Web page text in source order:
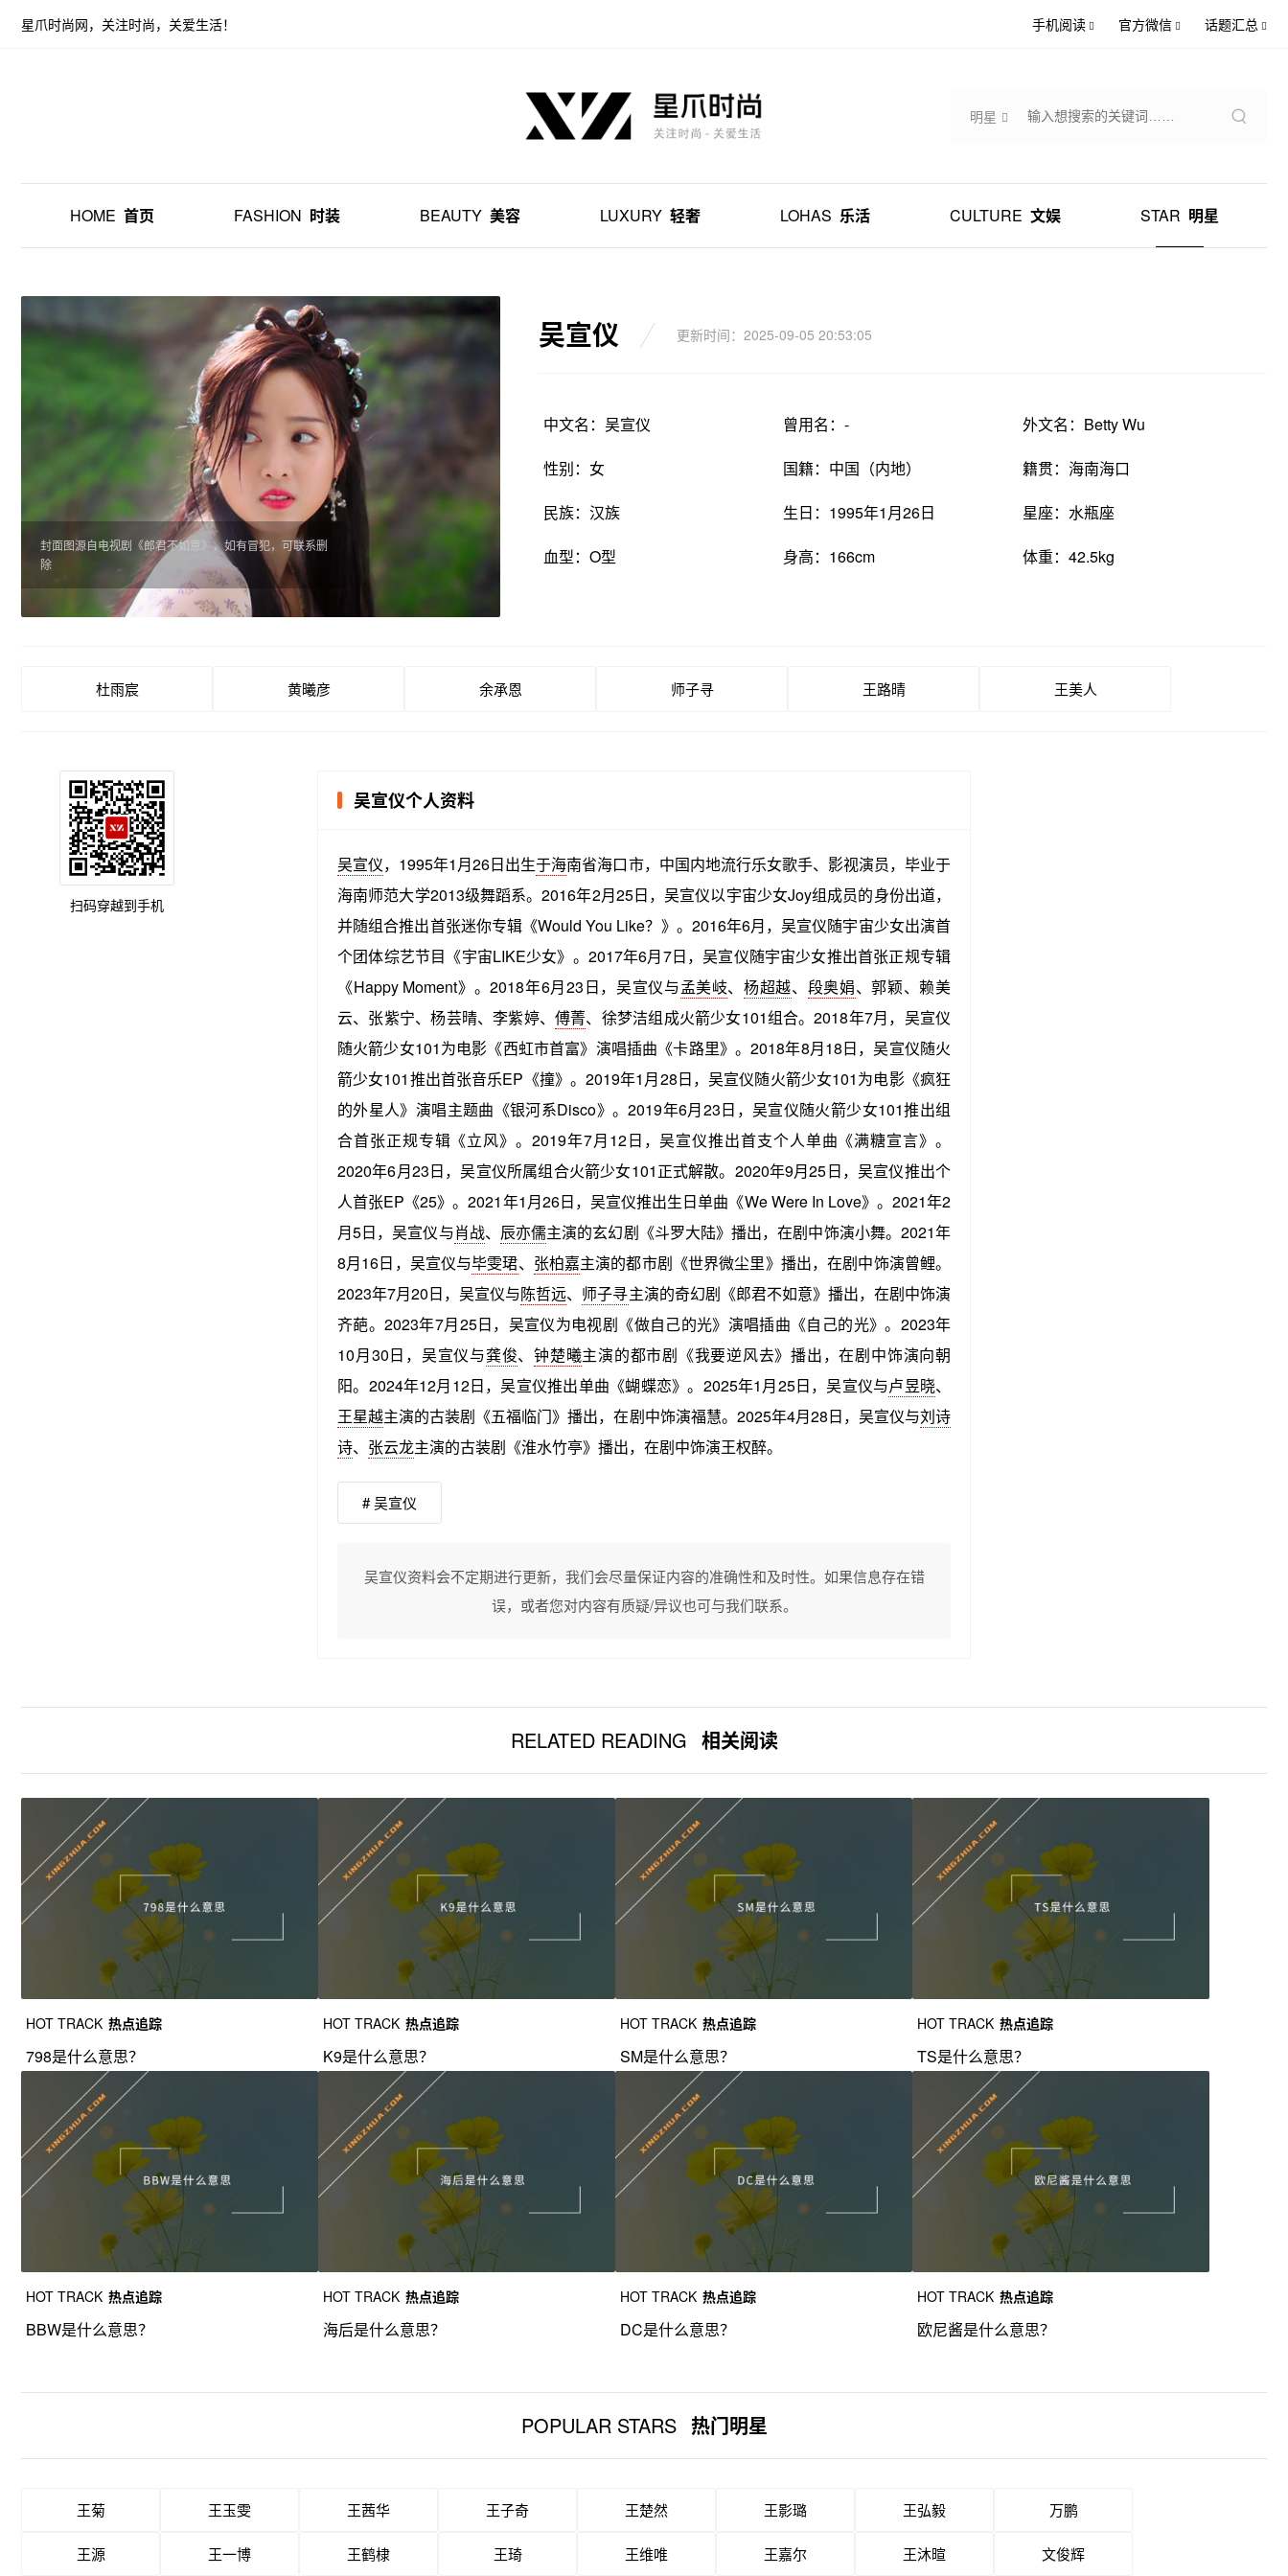
星爪时尚网，关注时尚，关爱生活！ 手机阅读 官方微信 话题汇总
明星
HOME 首页 FASHION 时装 BEAUTY 美容 LUXURY 轻奢 LOHAS 乐活 CULTURE 文娱 STAR 明星
封面图源自电视剧《郎君不如意》，如有冒犯，可联系删
除
吴宣仪 更新时间：2025-09-05 20:53:05
中文名：吴宣仪 曾用名：-
外文名：Betty Wu
性别：女
国籍：中国（内地）
籍贯：海南海口
民族：汉族
生日：1995年1月26日
星座：水瓶座
血型：O型
身高：166cm 体重：42.5kg
杜雨宸 黄曦彦 余承恩 师子寻 王路晴 王美人
吴宣仪个人资料
吴宣仪，1995年1月26日出生于海南省海口市，中国内地流行乐女歌手、影视演员，毕业于
海南师范大学2013级舞蹈系。2016年2月25日，吴宣仪以宇宙少女Joy组成员的身份出道，
并随组合推出首张迷你专辑《Would You Like？》。2016年6月，吴宣仪随宇宙少女出演首
个团体综艺节目《宇宙LIKE少女》。2017年6月7日，吴宣仪随宇宙少女推出首张正规专辑
《Happy Moment》。2018年6月23日，吴宣仪与孟美岐、杨超越、 段奥娟、郭颖、赖美
云、张紫宁、杨芸晴、李紫婷、傅菁、徐梦洁组成火箭少女101组合。2018年7月，吴宣仪
随火箭少女101为电影《西虹市首富》演唱插曲《卡路里》。2018年8月18日，吴宣仪随火
箭少女101推出首张音乐EP《撞》。2019年1月28日，吴宣仪随火箭少女101为电影《疯狂
的外星人》演唱主题曲《银河系Disco》。2019年6月23日，吴宣仪随火箭少女101推出组
合首张正规专辑《立风》。2019年7月12日，吴宣仪推出首支个人单曲《满糖宣言》。
2020年6月23日，吴宣仪所属组合火箭少女101正式解散。2020年9月25日，吴宣仪推出个
人首张EP《25》。2021年1月26日，吴宣仪推出生日单曲《We Were In Love》。2021年2
月5日，吴宣仪与肖战、 辰亦儒主演的玄幻剧《斗罗大陆》播出，在剧中饰演小舞。2021年
8月16日，吴宣仪与毕雯珺、 张柏嘉主演的都市剧《世界微尘里》播出，在剧中饰演曾鲤。
2023年7月20日，吴宣仪与陈哲远、 师子寻主演的奇幻剧《郎君不如意》播出，在剧中饰演
齐葩。2023年7月25日，吴宣仪为电视剧《做自己的光》演唱插曲《自己的光》。2023年
10月30日，吴宣仪与龚俊、钟楚曦主演的都市剧《我要逆风去》播出，在剧中饰演向朝
阳。2024年12月12日，吴宣仪推出单曲《蝴蝶恋》。2025年1月25日，吴宣仪与卢昱晓、
王星越主演的古装剧《五福临门》播出，在剧中饰演福慧。2025年4月28日，吴宣仪与刘诗
诗、 张云龙主演的古装剧《淮水竹亭》播出，在剧中饰演王权醉。
# 吴宣仪
吴宣仪资料会不定期进行更新，我们会尽量保证内容的准确性和及时性。如果信息存在错
误，或者您对内容有质疑/异议也可与我们联系。
扫码穿越到手机
RELATED READING 相关阅读
HOT TRACK 热点追踪
798是什么意思？
HOT TRACK 热点追踪
K9是什么意思？
HOT TRACK 热点追踪
SM是什么意思？
HOT TRACK 热点追踪
TS是什么意思？
HOT TRACK 热点追踪
BBW是什么意思？
HOT TRACK 热点追踪
海后是什么意思？
HOT TRACK 热点追踪
DC是什么意思？
HOT TRACK 热点追踪
欧尼酱是什么意思？
POPULAR STARS 热门明星
王菊 王玉雯 王茜华 王子奇 王楚然 王影璐 王弘毅 万鹏
王源 王一博 王鹤棣 王琦 王维唯 王嘉尔 王沐暄 文俊辉